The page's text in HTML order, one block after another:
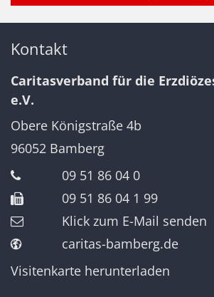
Kontakt
Caritasverband für die
e.V.
Obere Königstraße 4b
96052 Bamberg
09 51 86 04 0
09 51 86 04 1 99
Klick zum E-Mail senden
caritas-bamberg.de
Visitenkarte herunterladen